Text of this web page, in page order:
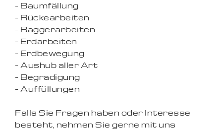
- Baumfällung
- Rückearbeiten
- Baggerarbeiten
- Erdarbeiten
- Erdbewegung
- Aushub aller Art
- Begradigung
- Auffüllungen
Falls Sie Fragen haben oder Interesse
besteht, nehmen Sie gerne mit uns